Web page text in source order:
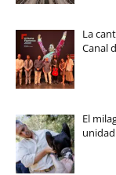
La
Canal
El